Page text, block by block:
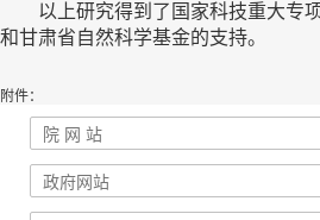
以上研究得到了国家科技重大专
和甘肃省自然科学基金的支持。
附件：